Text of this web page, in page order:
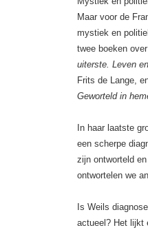
Maar voor de
mystiek en
twee boeken
uiterste. Leven
Frits de Lange,
Geworteld in
In haar laatste
een scherpe
zijn ontworteld
ontwortelen we
Is Weils
actueel? Het lijkt